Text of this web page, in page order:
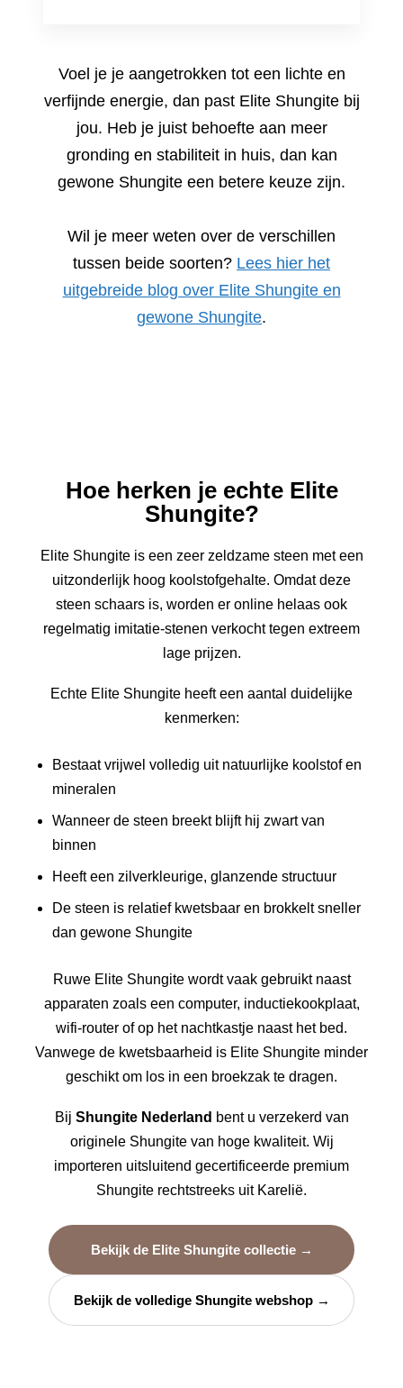
Voel je je aangetrokken tot een lichte en
verfijnde energie, dan past Elite Shungite bij
jou. Heb je juist behoefte aan meer
gronding en stabiliteit in huis, dan kan
gewone Shungite een betere keuze zijn.
Wil je meer weten over de verschillen
tussen beide soorten? Lees hier het
uitgebreide blog over Elite Shungite en
gewone Shungite.
Hoe herken je echte Elite
Shungite?
Elite Shungite is een zeer zeldzame steen met een
uitzonderlijk hoog koolstofgehalte. Omdat deze
steen schaars is, worden er online helaas ook
regelmatig imitatie-stenen verkocht tegen extreem
lage prijzen.
Echte Elite Shungite heeft een aantal duidelijke
kenmerken:
Bestaat vrijwel volledig uit natuurlijke koolstof en
mineralen
Wanneer de steen breekt blijft hij zwart van
binnen
Heeft een zilverkleurige, glanzende structuur
De steen is relatief kwetsbaar en brokkelt sneller
dan gewone Shungite
Ruwe Elite Shungite wordt vaak gebruikt naast
apparaten zoals een computer, inductiekookplaat,
wifi-router of op het nachtkastje naast het bed.
Vanwege de kwetsbaarheid is Elite Shungite minder
geschikt om los in een broekzak te dragen.
Bij Shungite Nederland bent u verzekerd van
originele Shungite van hoge kwaliteit. Wij
importeren uitsluitend gecertificeerde premium
Shungite rechtstreeks uit Karelië.
Bekijk de Elite Shungite collectie →
Bekijk de volledige Shungite webshop →